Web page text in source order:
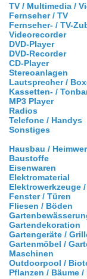
TV / Multimedia /
Fernseher / TV
Fernseher- / TV-
Videorecorder
DVD-Player
DVD-Recorder
CD-Player
Stereoanlagen
Lautsprecher /
Kassetten- /
MP3 Player
Radios
Telefone / Handys
Sonstiges
Hausbau /
Baustoffe
Eisenwaren
Elektromaterial
Elektrowerkzeuge
Fenster / Türen
Fliesen / Böden
Gartendekoration
Gartengeräte /
Gartenmöbel /
Maschinen
Outdoorpool /
Pflanzen / Bäume /